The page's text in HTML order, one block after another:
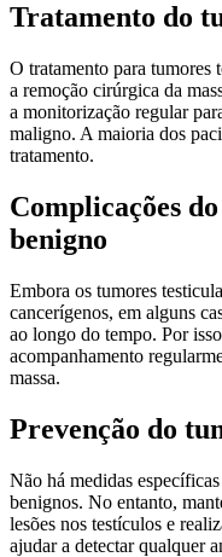
Tratamento do
O tratamento para tumores
a remoção cirúrgica da
a monitorização regular
maligno. A maioria dos
tratamento.
Complicações
benigno
Embora os tumores
cancerígenos, em alguns
ao longo do tempo. Por
acompanhamento
massa.
Prevenção do
Não há medidas
benignos. No entanto,
lesões nos testículos e
ajudar a detectar qualquer